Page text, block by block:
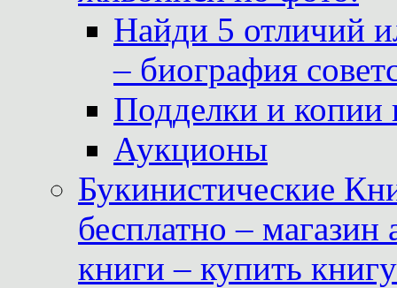
Найди 5 отличий
– биография
Подделки и копии
Аукционы
Букинистические
бесплатно –
книги – купить